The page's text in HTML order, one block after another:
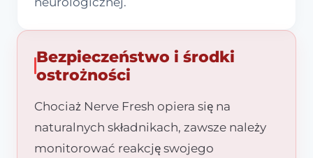
Bezpieczeństwo i środki
ostrożności
Chociaż Nerve Fresh opiera się na
naturalnych składnikach, zawsze należy
monitorować reakcję swojego